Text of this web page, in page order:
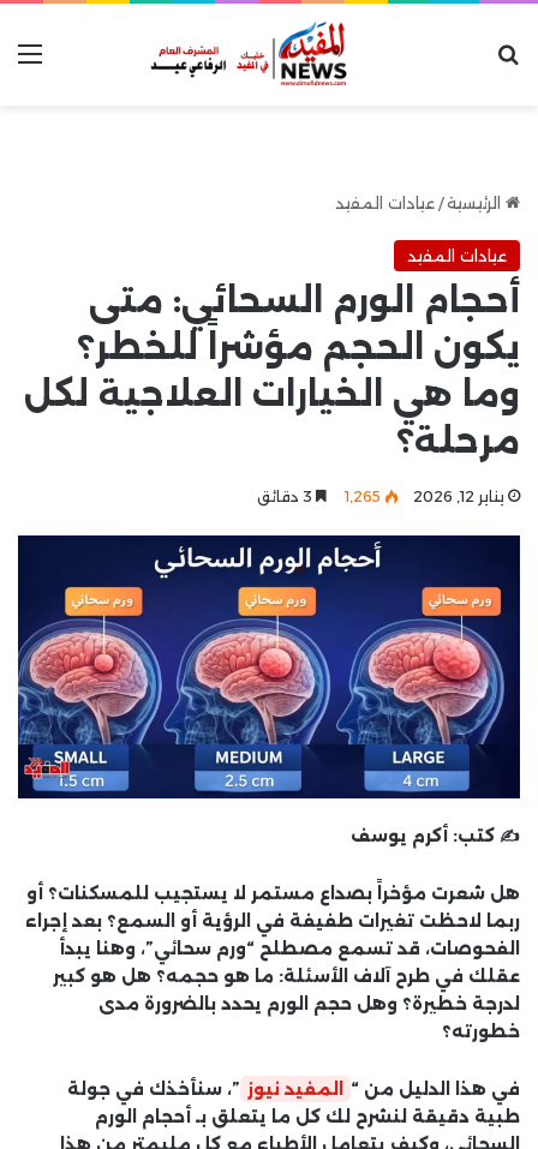
الرئيسية/ عيادات المفيد
عيادات المفيد
أحجام الورم السحائي: متى
يكون الحجم مؤشراً للخطر؟
وما هي الخيارات العلاجية لكل
مرحلة؟
يناير 12, 2026 1٬265
✍️ كتب: أكرم يوسف
هل شعرت مؤخراً بصداع مستمر لا يستجيب للمسكنات؟ أو
ربما لاحظت تغيرات طفيفة في الرؤية أو السمع؟ بعد إجراء
الفحوصات، قد تسمع مصطلح “ورم سحائي”، وهنا يبدأ
عقلك في طرح آلاف الأسئلة: ما هو حجمه؟ هل هو كبير
لدرجة خطيرة؟ وهل حجم الورم يحدد بالضرورة مدى
خطورته؟
في هذا الدليل من “ المفيد نيوز ”، سنأخذك في جولة
طبية دقيقة لنشرح لك كل ما يتعلق بـ أحجام الورم
السحائي، وكيف يتعامل الأطباء مع كل مليمتر من هذا